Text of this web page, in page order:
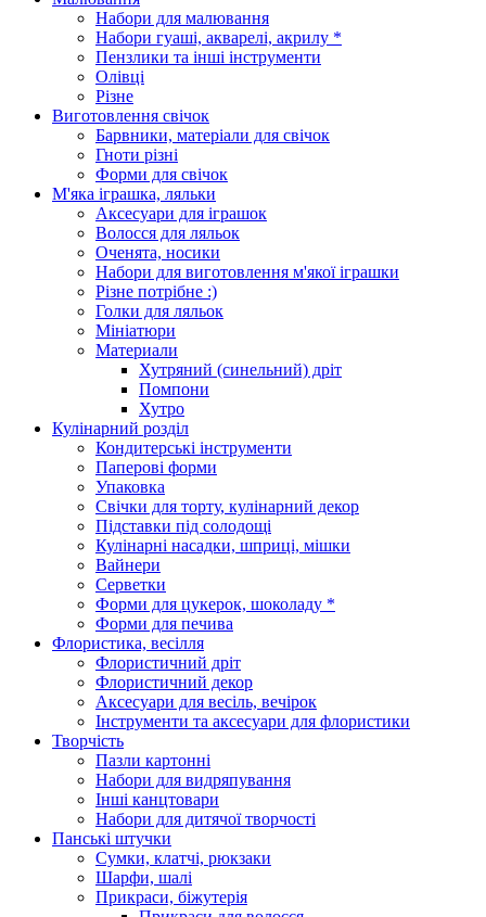
Набори для малювання
Набори гуаші, акварелі, акрилу *
Пензлики та інші інструменти
Олівці
Різне
Виготовлення свічок
Барвники, матеріали для свічок
Гноти різні
Форми для свічок
М'яка іграшка, ляльки
Аксесуари для іграшок
Волосся для ляльок
Оченята, носики
Набори для виготовлення м'якої іграшки
Різне потрібне :)
Голки для ляльок
Мініатюри
Материали
Хутряний (синельний) дріт
Помпони
Хутро
Кулінарний розділ
Кондитерські інструменти
Паперові форми
Упаковка
Свічки для торту, кулінарний декор
Підставки під солодощі
Кулінарні насадки, шприці, мішки
Вайнери
Серветки
Форми для цукерок, шоколаду *
Форми для печива
Флористика, весілля
Флористичний дріт
Флористичний декор
Аксесуари для весіль, вечірок
Інструменти та аксесуари для флористики
Творчість
Пазли картонні
Набори для видряпування
Інші канцтовари
Набори для дитячої творчості
Панські штучки
Сумки, клатчі, рюкзаки
Шарфи, шалі
Прикраси, біжутерія